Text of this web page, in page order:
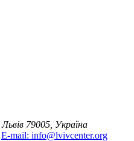
Львів 79005, Україна
E-mail: info@lvivcenter.org